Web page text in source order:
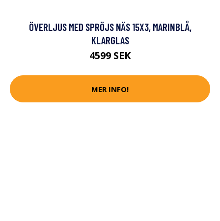
ÖVERLJUS MED SPRÖJS NÄS 15X3, MARINBLÅ,
KLARGLAS
4599 SEK
MER INFO!